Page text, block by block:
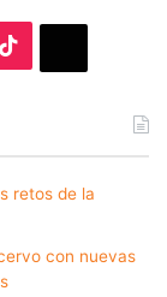
retos de la
con nuevas